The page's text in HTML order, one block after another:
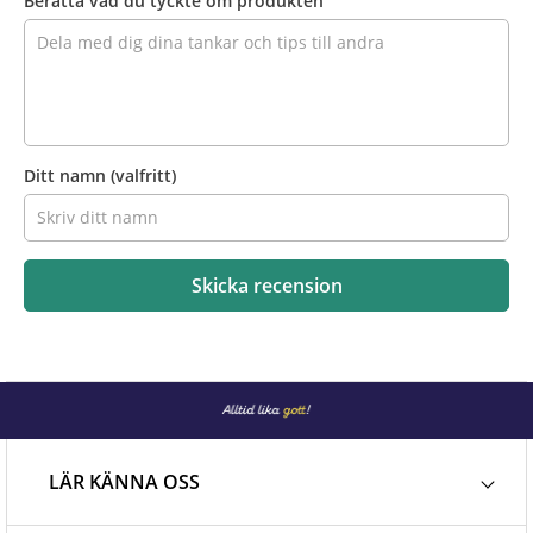
Ditt namn (valfritt)
Skicka recension
LÄR KÄNNA OSS